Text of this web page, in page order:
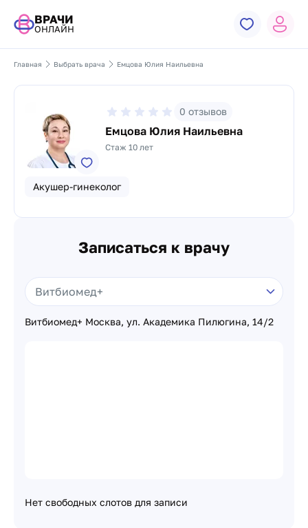
ВРАЧИ
ОНЛАЙН
Главная Выбрать врача Емцова Юлия Наильевна
0 отзывов
Емцова Юлия Наильевна
Стаж 10 лет
Акушер-гинеколог
Записаться к врачу
Витбиомед+ Москва, ул. Академика Пилюгина, 14/2
Нет свободных слотов для записи